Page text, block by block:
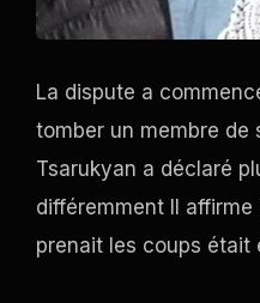
La dispute a
tomber un membre de
Tsarukyan a déclaré
différemment Il
prenait les coups était